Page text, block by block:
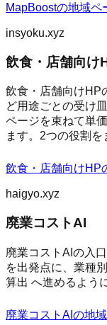
MapBoostの地域ペ
insyoku.xyz
飲食・店舗向け
飲食・店舗向けHP
ど用途ごとの受け
ページを束ねて単
ます。2つの役割を
飲食・店舗向けHP
haigyo.xyz
廃業コストAI
廃業コストAIの入
を出発点に、業種
算出 へ進めるよう
廃業コストAI の地